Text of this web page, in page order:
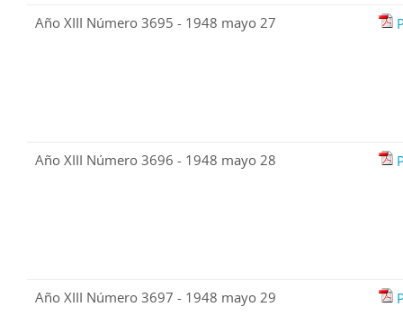
Año XIII Número 3695 - 1948 mayo 27
Año XIII Número 3696 - 1948 mayo 28
Año XIII Número 3697 - 1948 mayo 29